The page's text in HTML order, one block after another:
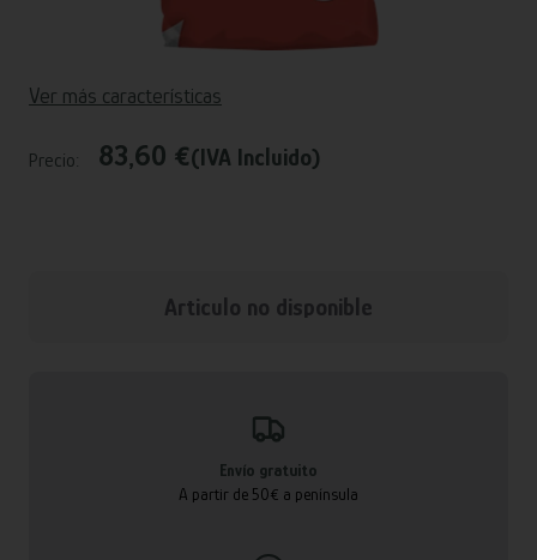
Ver más características
Precio: 83,60 €(IVA Incluido)
Articulo no disponible
Envío gratuito
A partir de 50€ a península